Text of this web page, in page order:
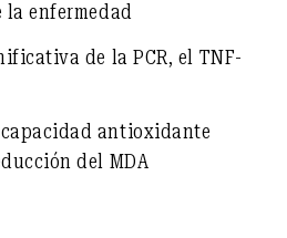
enfermedad
de la PCR, el TNF-
antioxidante
del MDA